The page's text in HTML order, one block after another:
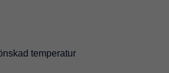
temperatur